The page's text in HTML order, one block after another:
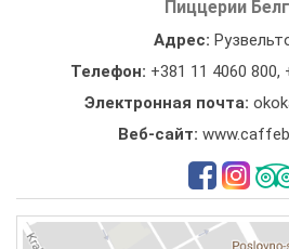
Пиццерии
Адрес:
Телефон: +381 11 4060 800,
Электронная почта:
Веб-сайт: